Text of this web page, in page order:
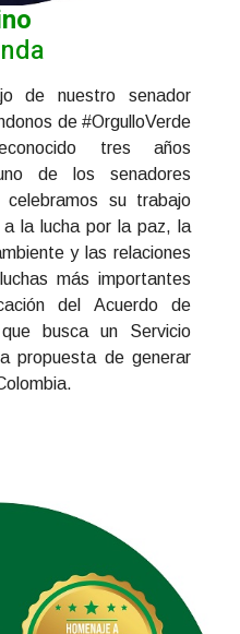
de nuestro senador
de #OrgulloVerde
tres años
de los senadores
su trabajo
a la lucha por la paz, la
y las relaciones
más importantes
del Acuerdo de
busca un Servicio
propuesta de generar